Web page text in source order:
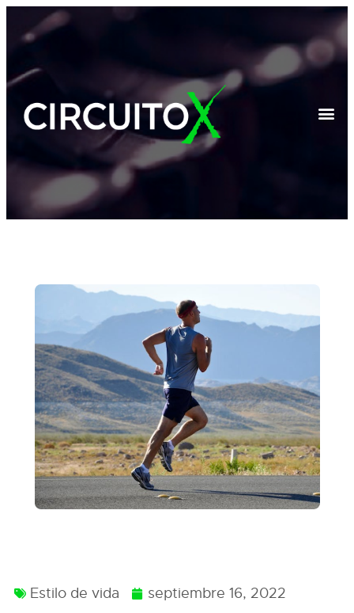
Estilo de vida septiembre 16, 2022